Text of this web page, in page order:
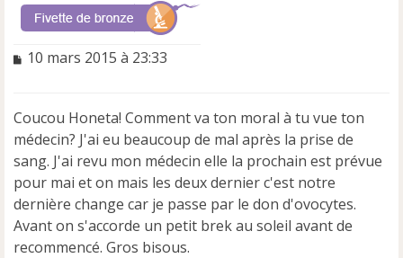
M
a
g
e
n
o
n
l
u
10 mars 2015 à 23:33
Coucou Honeta! Comment va ton moral à tu vue ton
médecin? J'ai eu beaucoup de mal après la prise de
sang. J'ai revu mon médecin elle la prochain est prévue
pour mai et on mais les deux dernier c'est notre
dernière change car je passe par le don d'ovocytes.
Avant on s'accorde un petit brek au soleil avant de
recommencé. Gros bisous.